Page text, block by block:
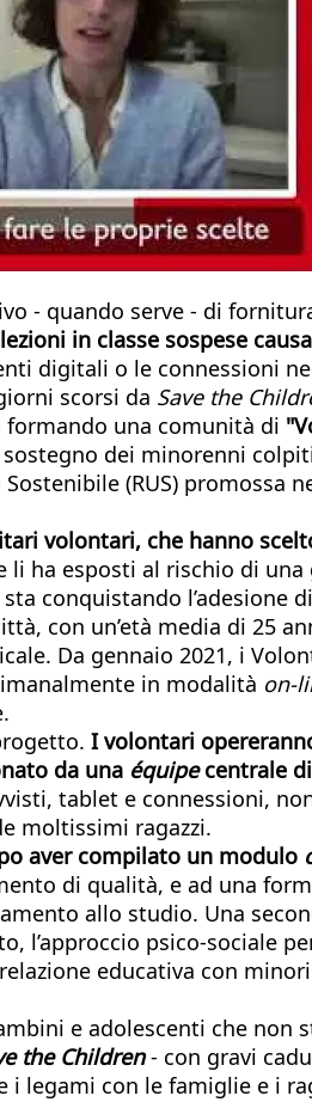
- quando serve - di
in classe sospese
digitali o le connessioni
scorsi da Save the
una comunità di
dei minorenni
(RUS) promossa
volontari, che hanno
li ha esposti al rischio di
conquistando
con un’età media di 25
Da gennaio 2021, i
in modalità on-
I volontari
da una équipecentrale
tablet e connessioni,
moltissimi ragazzi.
aver compilato un modulo
di qualità, e ad una
allo studio. Una
l’approccio psico-sociale
educativa con
e adolescenti che non
the Children- con gravi
legami con le famiglie e i